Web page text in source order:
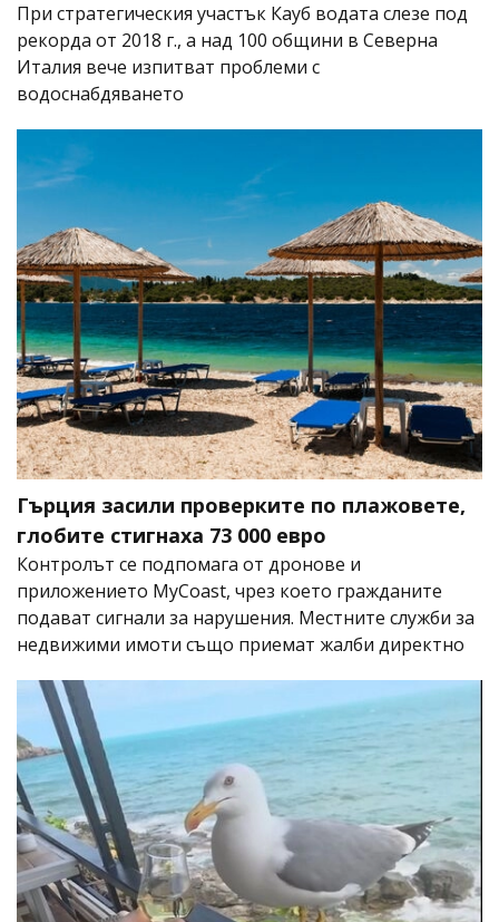
При стратегическия участък Кауб водата слезе под
рекорда от 2018 г., а над 100 общини в Северна
Италия вече изпитват проблеми с
водоснабдяването
Гърция засили проверките по плажовете,
глобите стигнаха 73 000 евро
Контролът се подпомага от дронове и
приложението MyCoast, чрез което гражданите
подават сигнали за нарушения. Местните служби за
недвижими имоти също приемат жалби директно